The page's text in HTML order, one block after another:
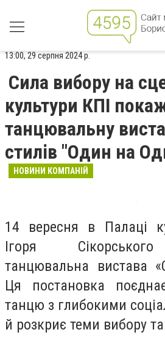
13:00, 29 серпня 2024 р.
Сила вибору на
культури КПІ
танцювальну
стилів "Один на
НОВИНИ КОМПАНІЙ
14 вересня в Палаці
Ігоря
танцювальна вистава
Ця постановка
танцю з глибокими
й розкриє теми вибору